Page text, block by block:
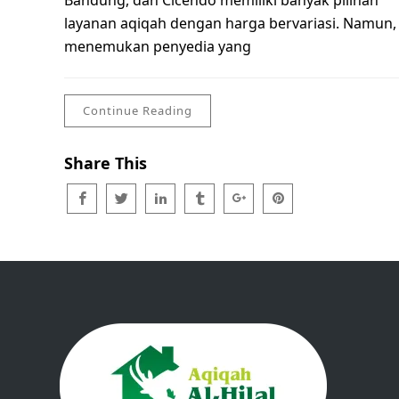
layanan aqiqah dengan harga bervariasi. Namun,
menemukan penyedia yang
Continue Reading
Share This